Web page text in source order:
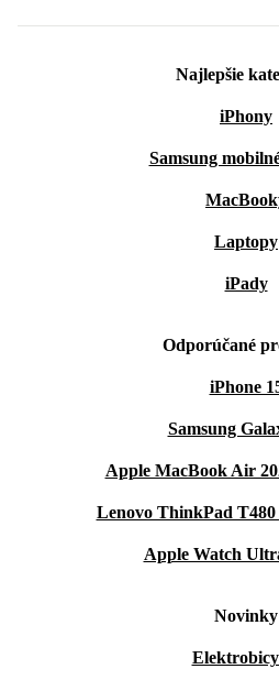
Najlepšie
iPhony
Samsung
Laptopy
iPady
Odporúčané
iPhone
Samsung
Apple MacBook Air
Lenovo ThinkPad T480
Apple Watch
Novinky